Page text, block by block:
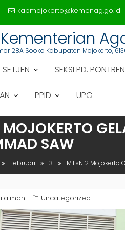
kabmojokerto@kemenag.go.id
28A Sooko Kabupaten Mojokerto,
SETJEN SEKSI PD. PONTREN
PPID UPG
SAW
Februari 3 MTsN 2 Mojokerto
Uncategorized